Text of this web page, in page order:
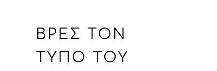
ΒΡΕΣ ΤΟΝ
ΤΎΠΟ ΤΟΥ